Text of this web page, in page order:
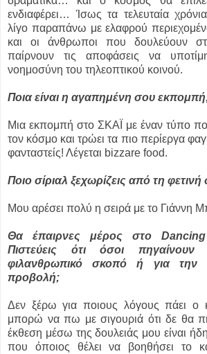
ενδιαφέρει… Ίσως τα τελευταία
λίγο παραπάνω με ελαφρού
και οι άνθρωποι που δουλεύουν
παίρνουν τις αποφάσεις να
νοημοσύνη του τηλεοπτικού κοινού.
Ποια είναι η αγαπημένη σου
Μια εκπομπή στο ΣΚΑΪ με έναν τύπο
τον κόσμο και τρώει τα πιο περίεργα
φανταστείς! Λέγεται bizzare food.
Ποιο σίριαλ ξεχωρίζεις από τη φετινή
Μου αρέσει πολύ η σειρά με το Γιάννη
Θα έπαιρνες μέρος στο
Πιστεύεις ότι όσοι
φιλανθρωπικό σκοπό ή για την
προβολή;
Δεν ξέρω για ποιους λόγους πάει ο
μπορώ να πω με σιγουριά ότι δε θα
έκθεση μέσω της δουλειάς μου είναι
που όποιος θέλει να βοηθήσει το